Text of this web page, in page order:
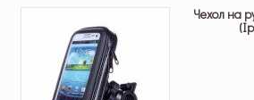
Чехол на